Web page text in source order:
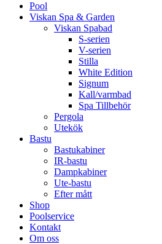
Pool
Viskan Spa & Garden
Viskan Spabad
S-serien
V-serien
Stilla
White Edition
Signum
Kall/varmbad
Spa Tillbehör
Pergola
Utekök
Bastu
Bastukabiner
IR-bastu
Dampkabiner
Ute-bastu
Efter mått
Shop
Poolservice
Kontakt
Om oss